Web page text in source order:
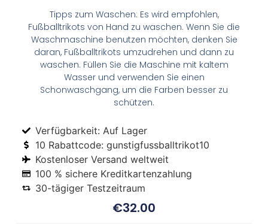
Tipps zum Waschen: Es wird empfohlen,
Fußballtrikots von Hand zu waschen. Wenn Sie die
Waschmaschine benutzen möchten, denken Sie
daran, Fußballtrikots umzudrehen und dann zu
waschen. Füllen Sie die Maschine mit kaltem
Wasser und verwenden Sie einen
Schonwaschgang, um die Farben besser zu
schützen.
Verfügbarkeit: Auf Lager
10 Rabattcode: gunstigfussballtrikot10
Kostenloser Versand weltweit
100 % sichere Kreditkartenzahlung
30-tägiger Testzeitraum
€32.00